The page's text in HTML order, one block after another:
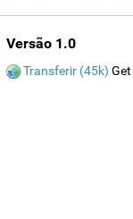
Versão 1.0
Transferir (45k) Get